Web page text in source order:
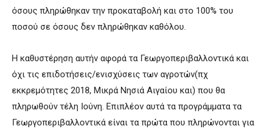
όσους πληρώθηκαν την προκαταβολή και στο 100% του
ποσού σε όσους δεν πληρώθηκαν καθόλου.
H καθυστέρηση αυτήν αφορά τα Γεωργοπεριβαλλοντικά και
όχι τις επιδοτήσεις/ενισχύσεις των αγροτών(πχ
εκκρεμότητες 2018, Μικρά Νησιά Αιγαίου και) που θα
πληρωθούν τέλη Ιούνη. Επιπλέον αυτά τα προγράμματα τα
Γεωργοπεριβαλλοντικά είναι τα πρώτα που πληρώνονται για